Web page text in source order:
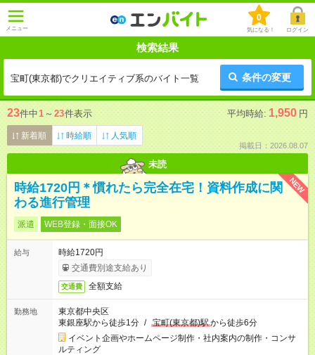
メニュー
0
気になる！ ログイン
検索結果
宝町(東京都)でクリエイティブ系のバイト一覧 条件の変更
23件中1 ～ 23件表示 平均時給: 1,950 円
新着順 時給順 人気順
掲載日：2026.08.07
未読
NEW
時給1720円＊慣れたら完全在宅！資料作成に関
わる進行管理
派遣 WEB登録・面接OK
給与
時給1720円
交通費別途支給あり
交通費 全額支給
勤務地
東京都中央区
東銀座駅から徒歩1分 / 宝町(東京都)駅から徒歩6分
イベント企画やホームページ制作・社内案内の制作・コンサ
ルティング